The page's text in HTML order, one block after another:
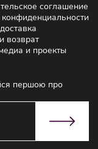
соглашение
возврат
и проекты
першою про